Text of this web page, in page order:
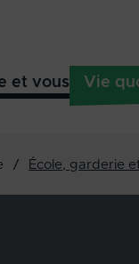
et vous Vie
/ École, garderie